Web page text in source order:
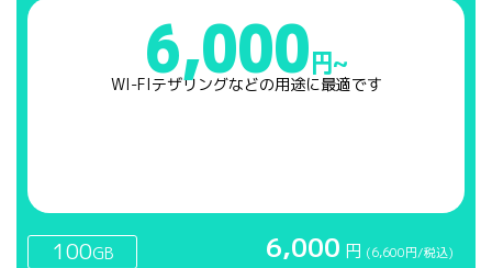
6,000円~
WI-FIテザリングなどの用途に最適です
100GB 6,000 円 (6,600円/税込)